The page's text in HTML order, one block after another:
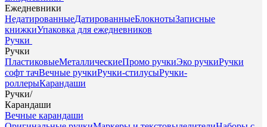
Ежедневники
НедатированныеДатированныеБлокнотыЗаписные
книжкиУпаковка для ежедневников
Ручки
Ручки
ПластиковыеМеталлическиеПромо ручкиЭко ручкиРучки
софт тачВечные ручкиРучки-стилусыРучки-
роллерыКарандаши
Ручки/
Карандаши
Вечные карандаши